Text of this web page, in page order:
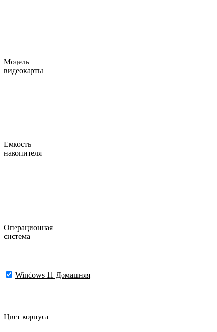
Модель
видеокарты
Емкость
накопителя
Операционная
система
Windows 11 Домашняя
Цвет корпуса